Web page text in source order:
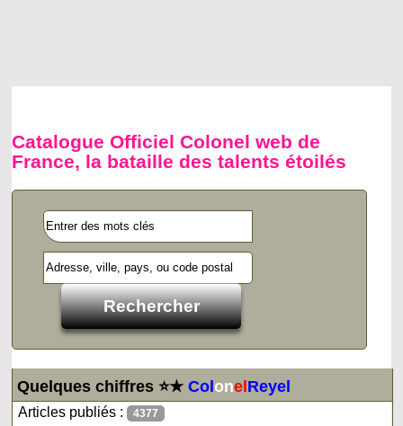
Catalogue Officiel Colonel web de
France, la bataille des talents étoilés
Quelques chiffres ⭐★ColonelReyel
Articles publiés : 4377